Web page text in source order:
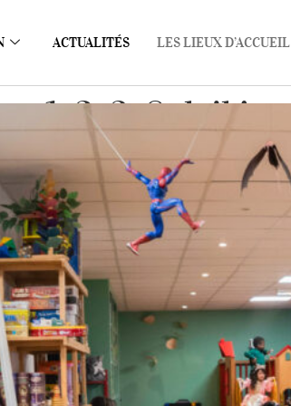
ACTUALITÉS LES LIEUX D’ACCUEIL
1, 2, 3, Soleil !